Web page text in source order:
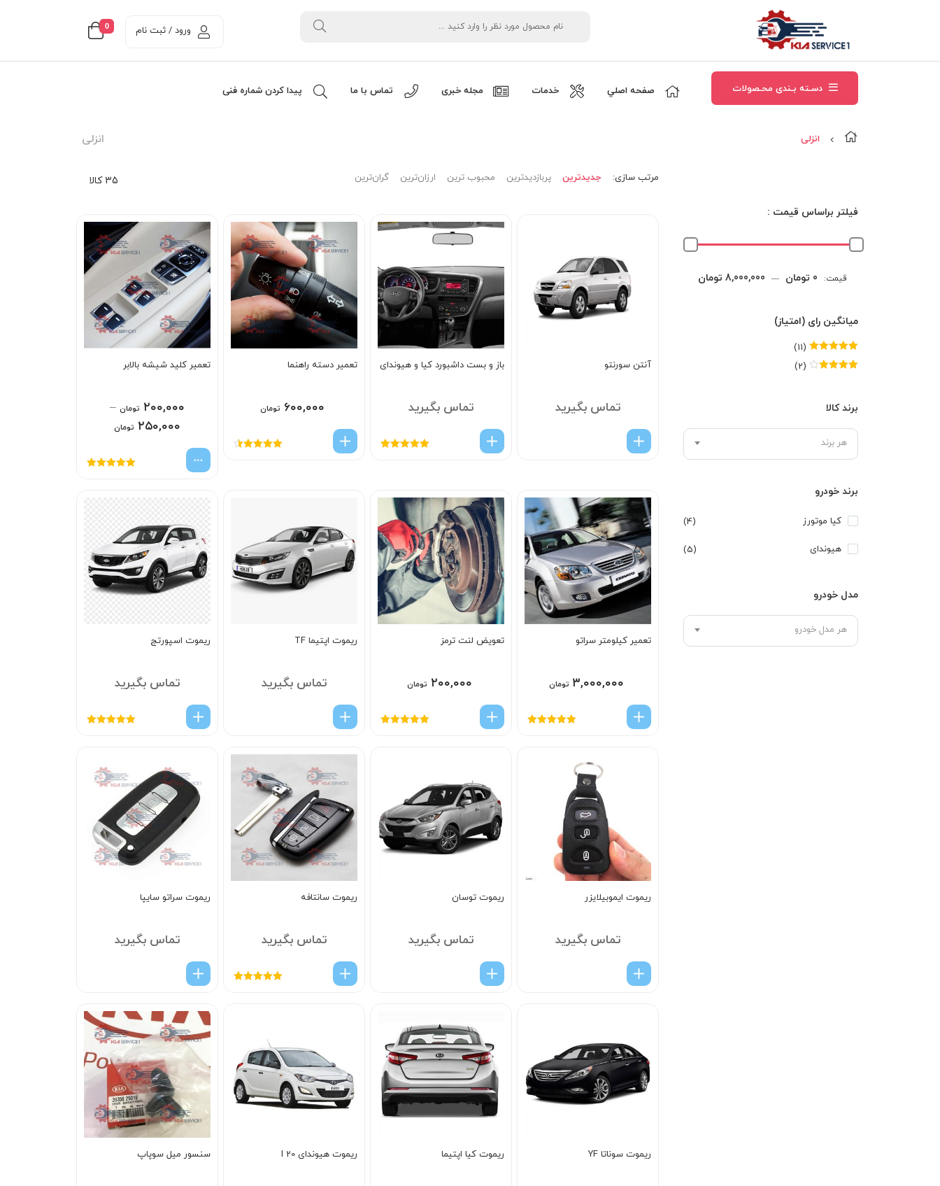
0 ورود / ثبت نام
دسـته بـندی محـصولات صفحه اصلي خدمات مجله خبری تماس با ما پیدا کردن شماره فنی
انزلی انزلی
فیلتر براساس قیمت :
حداقل
حداکثر
قیمت: 0 تومان — 8,000,000 تومان
میانگین رای (امتیاز)
امتیاز 5 از 5
(11)
(2)
برند کالا
هر برند
برند خودرو
کیا موتورز (4)
هیوندای (5)
مدل خودرو
هر مدل خودرو
35 کالا مرتب‌ سازی: جدیدترین پربازدیدترین محبوب ترین ارزان‌ترین گران‌ترین
آنتن سورنتو
تماس بگیرید
باز و بست داشبورد کیا و هیوندای
تماس بگیرید
تعمیر دسته راهنما
۶۰۰,۰۰۰ تومان
تعمیر کلید شیشه بالابر
۲۰۰,۰۰۰ تومان –
۲۵۰,۰۰۰ تومان
تعمیر کیلومتر سراتو
۳,۰۰۰,۰۰۰ تومان
تعویض لنت ترمز
۲۰۰,۰۰۰ تومان
ریموت اپتیما TF
تماس بگیرید
ریموت اسپورتج
تماس بگیرید
ریموت ایموبیلایزر
تماس بگیرید
ریموت توسان
تماس بگیرید
ریموت سانتافه
تماس بگیرید
ریموت سراتو سایپا
تماس بگیرید
ریموت سوناتا YF ریموت کیا اپتیما ریموت هیوندای I 20 سنسور ميل سوپاپ